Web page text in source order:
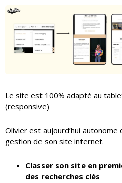
Le site est 100% adapté au
(responsive)
Olivier est aujourd’hui
gestion de son site internet.
Classer son site en
des recherches clés